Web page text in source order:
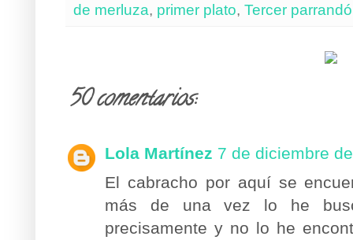
de merluza, primer plato, Tercer
50 comentarios:
Lola Martínez 7 de diciembre
El cabracho por aquí se
más de una vez lo he
precisamente y no lo he